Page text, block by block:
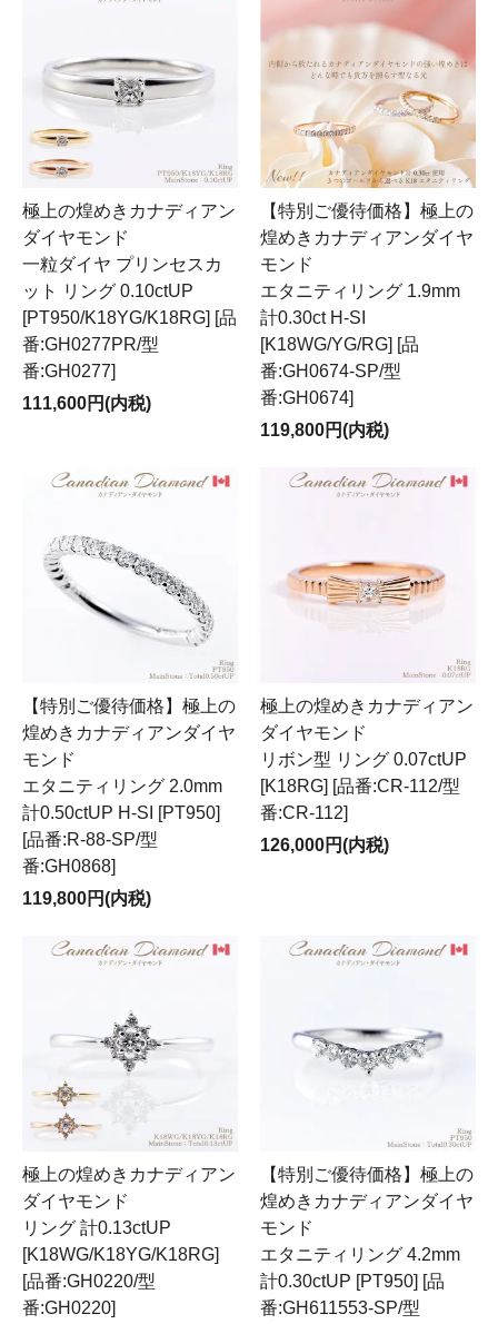
極上の煌めきカナディアン
ダイヤモンド
一粒ダイヤ プリンセスカ
ット リング 0.10ctUP
[PT950/K18YG/K18RG] [品
番:GH0277PR/型
番:GH0277]
111,600円(内税)
【特別ご優待価格】極上の
煌めきカナディアンダイヤ
モンド
エタニティリング 1.9mm
計0.30ct H-SI
[K18WG/YG/RG] [品
番:GH0674-SP/型
番:GH0674]
119,800円(内税)
【特別ご優待価格】極上の
煌めきカナディアンダイヤ
モンド
エタニティリング 2.0mm
計0.50ctUP H-SI [PT950]
[品番:R-88-SP/型
番:GH0868]
119,800円(内税)
極上の煌めきカナディアン
ダイヤモンド
リボン型 リング 0.07ctUP
[K18RG] [品番:CR-112/型
番:CR-112]
126,000円(内税)
極上の煌めきカナディアン
ダイヤモンド
リング 計0.13ctUP
[K18WG/K18YG/K18RG]
[品番:GH0220/型
番:GH0220]
【特別ご優待価格】極上の
煌めきカナディアンダイヤ
モンド
エタニティリング 4.2mm
計0.30ctUP [PT950] [品
番:GH611553-SP/型